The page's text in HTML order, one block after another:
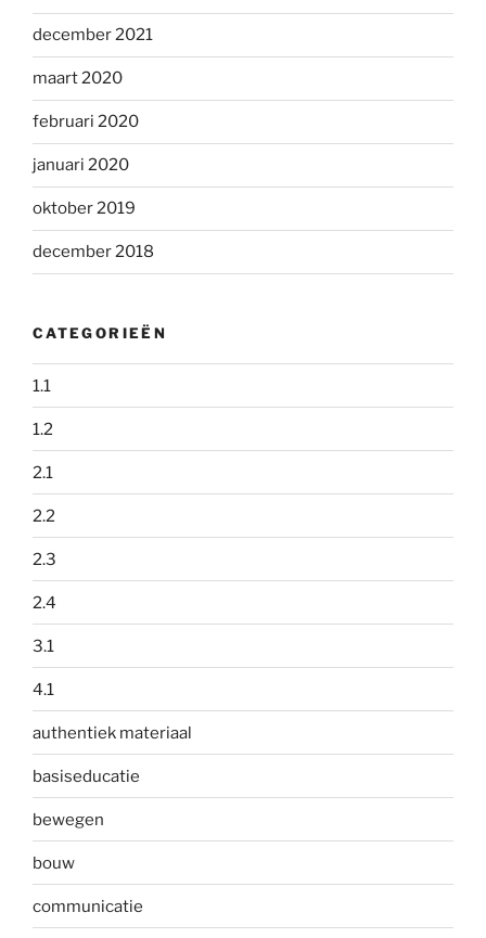
december 2021
maart 2020
februari 2020
januari 2020
oktober 2019
december 2018
CATEGORIEËN
1.1
1.2
2.1
2.2
2.3
2.4
3.1
4.1
authentiek materiaal
basiseducatie
bewegen
bouw
communicatie